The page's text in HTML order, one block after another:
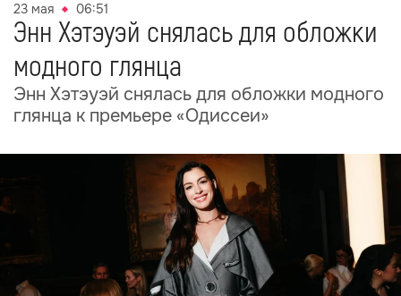
23 мая 06:51
Энн Хэтэуэй снялась для обложки
модного глянца
Энн Хэтэуэй снялась для обложки модного
глянца к премьере «Одиссеи»